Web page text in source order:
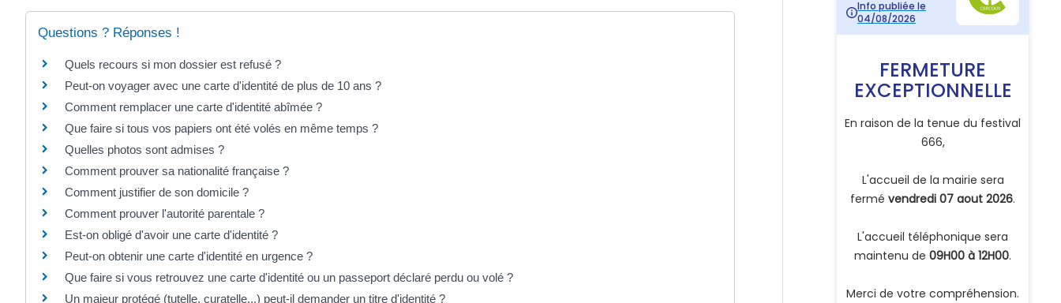
Questions ? Réponses !
Quels recours si mon dossier est refusé ?
Peut-on voyager avec une carte d'identité de plus de 10 ans ?
Comment remplacer une carte d'identité abîmée ?
Que faire si tous vos papiers ont été volés en même temps ?
Quelles photos sont admises ?
Comment prouver sa nationalité française ?
Comment justifier de son domicile ?
Comment prouver l'autorité parentale ?
Est-on obligé d'avoir une carte d'identité ?
Peut-on obtenir une carte d'identité en urgence ?
Que faire si vous retrouvez une carte d'identité ou un passeport déclaré perdu ou volé ?
Un majeur protégé (tutelle, curatelle...) peut-il demander un titre d'identité ?